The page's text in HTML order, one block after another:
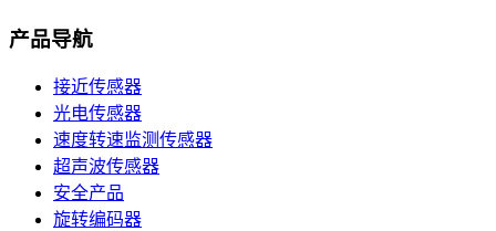
产品导航
接近传感器
光电传感器
速度转速监测传感器
超声波传感器
安全产品
旋转编码器